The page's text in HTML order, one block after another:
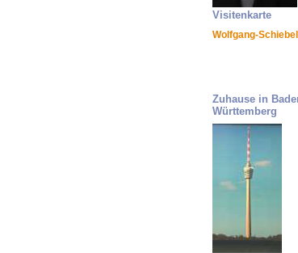
Visitenkarte
Wolfgang-
Zuhause in
Württemberg